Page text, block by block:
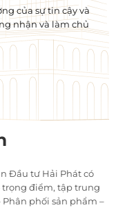
của sự tin cậy và
nhận và làm chủ
Đầu tư Hải Phát có
trọng điểm, tập trung
Phân phối sản phẩm –